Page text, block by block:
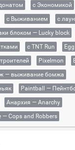
с Экономикой
с Выживанием с
блоком — Lucky block
с TNT Run
Pixelmon
— выживание бомжа
Paintball —
Анархия — Anarchy
Cops and Robbers